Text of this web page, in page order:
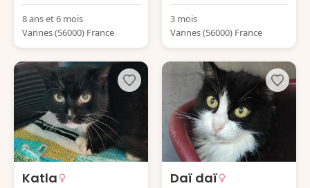
8 ans et 6 mois
Vannes (56000) France
3 mois
Vannes (56000) France
Katla Daï daï